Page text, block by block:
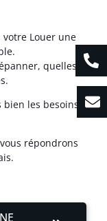
Louer une
quelles
bien les besoins
répondrons